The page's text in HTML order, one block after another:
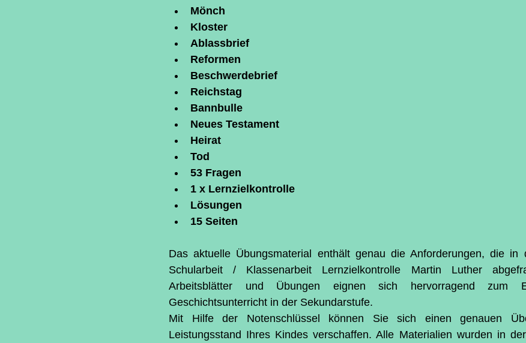
Mönch
Kloster
Ablassbrief
Reformen
Beschwerdebrief
Reichstag
Bannbulle
Neues Testament
Heirat
Tod
53 Fragen
1 x Lernzielkontrolle
Lösungen
15 Seiten
Das aktuelle Übungsmaterial enthält genau die Anforderungen, die
Schularbeit / Klassenarbeit Lernzielkontrolle Martin Luther
Arbeitsblätter und Übungen eignen sich hervorragend zum
Geschichtsunterricht in der Sekundarstufe.
Mit Hilfe der Notenschlüssel können Sie sich einen genauen
Leistungsstand Ihres Kindes verschaffen. Alle Materialien wurden in